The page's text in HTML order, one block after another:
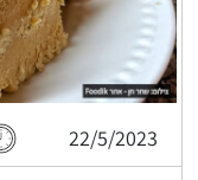
22/5/2023